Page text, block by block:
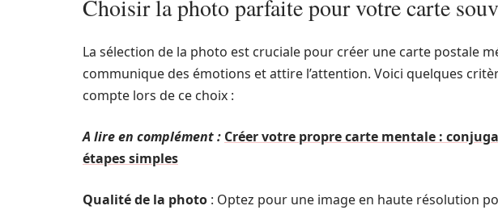
Choisir la photo parfaite pour votre carte
La sélection de la photo est cruciale pour créer une carte postale
communique des émotions et attire l’attention. Voici quelques
compte lors de ce choix :
A lire en complément : Créer votre propre carte mentale :
étapes simples
Qualité de la photo : Optez pour une image en haute résolution